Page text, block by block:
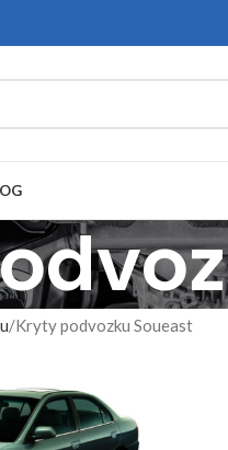
Kryty podvozku Soueast